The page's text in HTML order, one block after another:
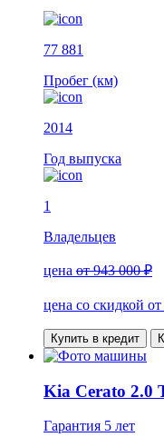
77 881
Пробег (км)
2014
Год выпуска
1
Владельцев
цена от 943 000 ₽
цена со скидкой от
Купить в кредит
Kia Cerato 2.0
Гарантия 5 лет